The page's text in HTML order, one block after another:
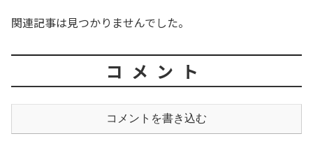
関連記事は見つかりませんでした。
コメント
コメントを書き込む